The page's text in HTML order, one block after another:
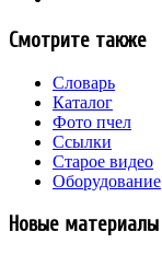
Смотрите также
Словарь
Каталог
Фото пчел
Ссылки
Старое видео
Оборудование
Новые материалы